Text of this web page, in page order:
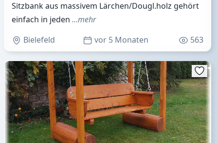
Sitzbank aus massivem Lärchen/Dougl.holz gehört
einfach in jeden …mehr
Bielefeld
vor 5 Monaten 563